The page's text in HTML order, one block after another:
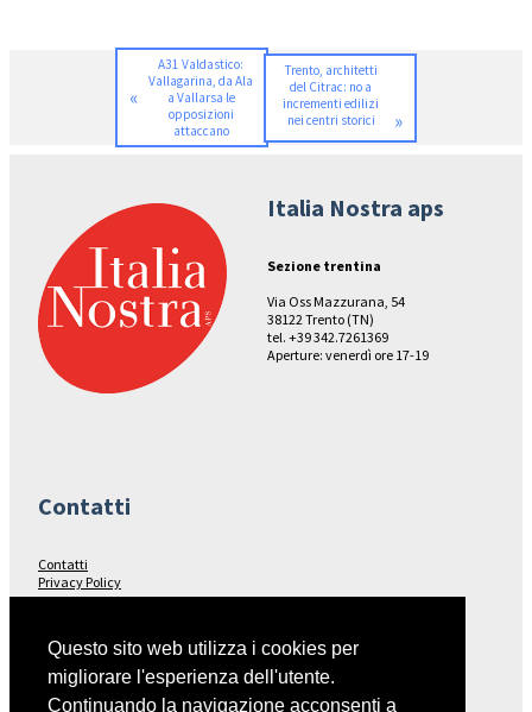
«
A31 Valdastico:
Vallagarina, da Ala
a Vallarsa le
opposizioni
attaccano
Trento, architetti
del Citrac: no a
incrementi edilizi
nei centri storici
»
Italia Nostra aps
Sezione trentina
Via Oss Mazzurana, 54
38122 Trento (TN)
tel. +39 342.7261369
Aperture: venerdì ore 17-19
Contatti
Contatti
Privacy Policy
Seguici su…
Facebook
Questo sito web utilizza i cookies per
migliorare l'esperienza dell'utente.
Continuando la navigazione acconsenti a